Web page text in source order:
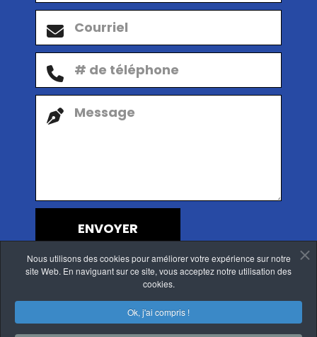
ENVOYER
Nous utilisons des cookies pour améliorer votre expérience sur notre
site Web. En naviguant sur ce site, vous acceptez notre utilisation des
cookies.
Ok, j'ai compris !